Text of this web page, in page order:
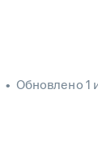
• Обновлено 1